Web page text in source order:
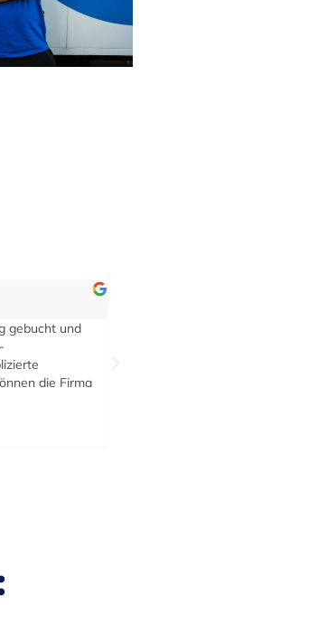
und
die Firma
ohne Probleme einen kurzfristigen